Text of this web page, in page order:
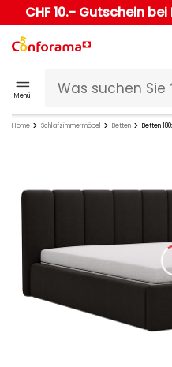
CHF 10.- Gutschein
Menü
Home Schlafzimmermöbel Betten Betten